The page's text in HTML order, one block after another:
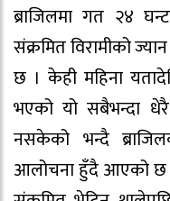
ब्राजिलमा गत २४
संक्रमित विरामीको
छ । केही महिना
भएको यो सबैभन्दा धेरै
नसकेको भन्दै
आलोचना हुँदै आएको छ